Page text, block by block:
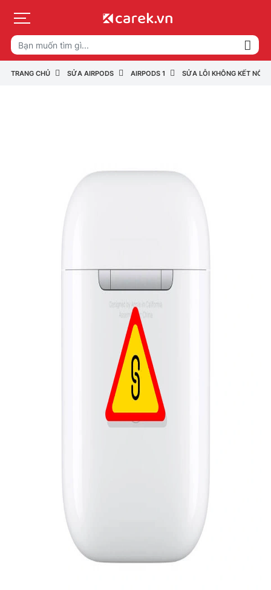
TRANG CHỦ SỬA AIRPODS AIRPODS 1 SỬA LỖI KHÔNG KẾT NỐI